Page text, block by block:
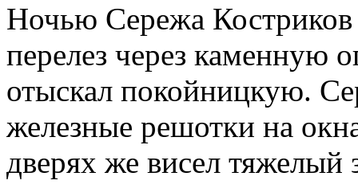
Ночью Сережа
перелез через каменную
отыскал покойницкую.
железные решотки на
дверях же висел тяжелый